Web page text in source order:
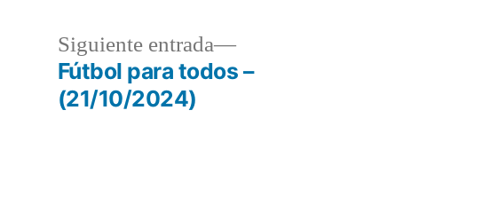
Siguiente entrada
Siguiente
entrada:
Fútbol para todos –
(21/10/2024)